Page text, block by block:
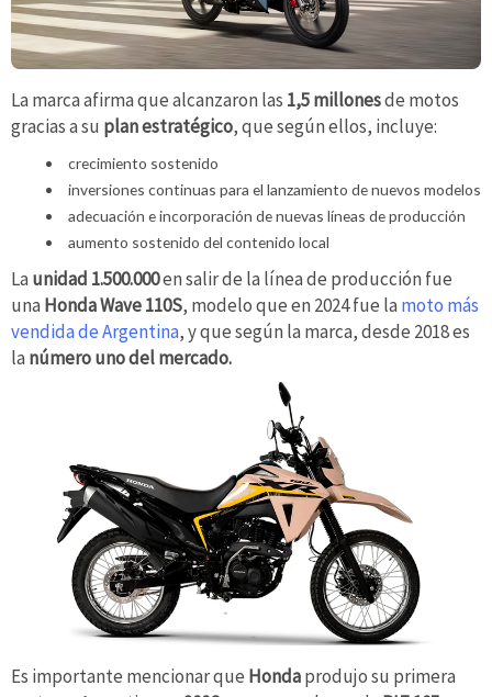
La marca afirma que alcanzaron las 1,5 millonesde motos
gracias a su plan estratégico, que según ellos, incluye:
crecimiento sostenido
inversiones continuas para el lanzamiento de nuevos modelos
adecuación e incorporación de nuevas líneas de producción
aumento sostenido del contenido local
La unidad 1.500.000en salir de la línea de producción fue
una Honda Wave 110S, modelo que en 2024 fue la moto más
vendida de Argentina, y que según la marca, desde 2018 es
la número uno del mercado.
Es importante mencionar que Hondaprodujo su primera